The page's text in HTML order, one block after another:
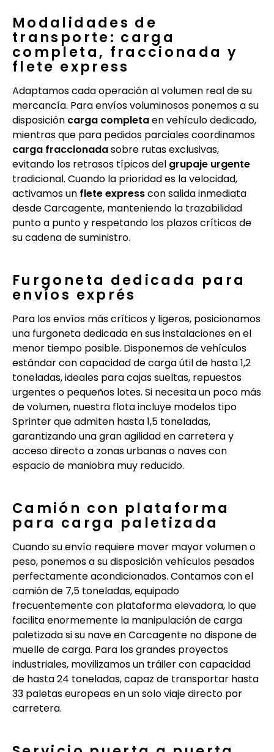
Modalidades de
transporte: carga
completa, fraccionada y
flete express
Adaptamos cada operación al volumen real de su
mercancía. Para envíos voluminosos ponemos a su
disposición carga completaen vehículo dedicado,
mientras que para pedidos parciales coordinamos
carga fraccionadasobre rutas exclusivas,
evitando los retrasos típicos del grupaje urgente
tradicional. Cuando la prioridad es la velocidad,
activamos un flete expresscon salida inmediata
desde Carcagente, manteniendo la trazabilidad
punto a punto y respetando los plazos críticos de
su cadena de suministro.
Furgoneta dedicada para
envíos exprés
Para los envíos más críticos y ligeros, posicionamos
una furgoneta dedicada en sus instalaciones en el
menor tiempo posible. Disponemos de vehículos
estándar con capacidad de carga útil de hasta 1,2
toneladas, ideales para cajas sueltas, repuestos
urgentes o pequeños lotes. Si necesita un poco más
de volumen, nuestra flota incluye modelos tipo
Sprinter que admiten hasta 1,5 toneladas,
garantizando una gran agilidad en carretera y
acceso directo a zonas urbanas o naves con
espacio de maniobra muy reducido.
Camión con plataforma
para carga paletizada
Cuando su envío requiere mover mayor volumen o
peso, ponemos a su disposición vehículos pesados
perfectamente acondicionados. Contamos con el
camión de 7,5 toneladas, equipado
frecuentemente con plataforma elevadora, lo que
facilita enormemente la manipulación de carga
paletizada si su nave en Carcagente no dispone de
muelle de carga. Para los grandes proyectos
industriales, movilizamos un tráiler con capacidad
de hasta 24 toneladas, capaz de transportar hasta
33 paletas europeas en un solo viaje directo por
carretera.